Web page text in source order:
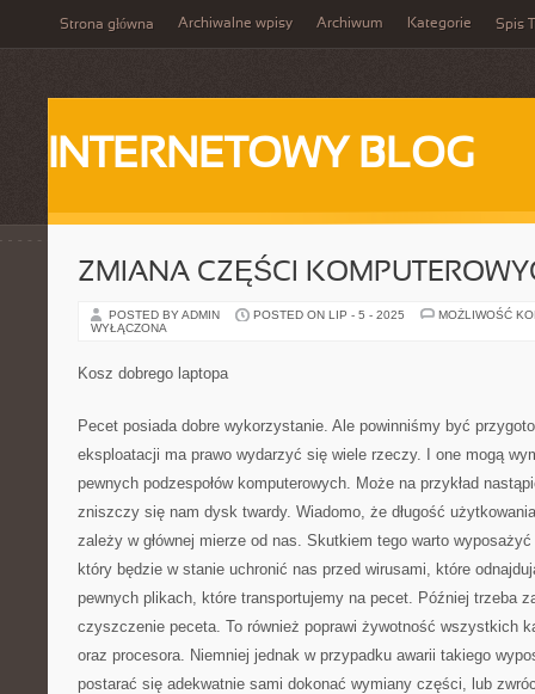
Strona główna Archiwalne wpisy Archiwum Kategorie Spis
INTERNETOWY BLOG
ZMIANA CZĘŚCI
POSTED BY ADMIN POSTED ON LIP - 5 - 2025
MOŻLIWOŚĆ
WYŁĄCZONA
Kosz dobrego laptopa
Pecet posiada dobre wykorzystanie. Ale powinniśmy być
eksploatacji ma prawo wydarzyć się wiele rzeczy. I one mogą
pewnych podzespołów komputerowych. Może na przykład
zniszczy się nam dysk twardy. Wiadomo, że długość
zależy w głównej mierze od nas. Skutkiem tego warto
który będzie w stanie uchronić nas przed wirusami, które
pewnych plikach, które transportujemy na pecet. Później trzeba
czyszczenie peceta. To również poprawi żywotność wszystkich
oraz procesora. Niemniej jednak w przypadku awarii takiego
postarać się adekwatnie sami dokonać wymiany części, lub